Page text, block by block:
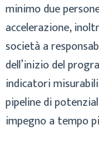
minimo due
accelerazione,
società a
dell’inizio del
indicatori
pipeline di
impegno a tempo